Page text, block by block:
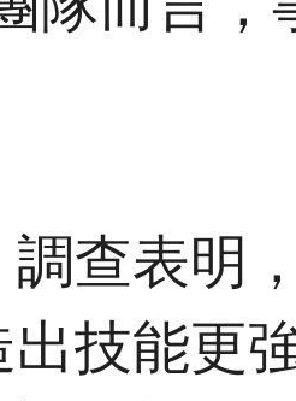
調查表明
出技能更